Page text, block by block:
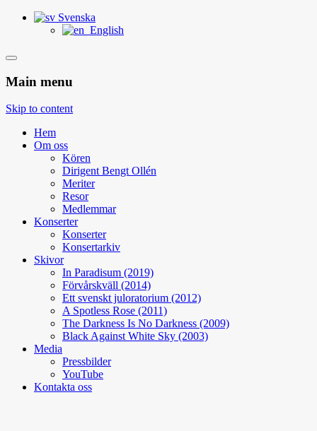
Svenska
English
Sofia Vokalensemble
and a big heart.
Main menu
Skip to content
Hem
Om oss
Kören
Dirigent Bengt Ollén
Meriter
Resor
Medlemmar
Konserter
Konserter
Konsertarkiv
Skivor
In Paradisum (2019)
Förvårskväll (2014)
Ett svenskt juloratorium (2012)
A Spotless Rose (2011)
The Darkness Is No Darkness (2009)
Black Against White Sky (2003)
Media
Pressbilder
YouTube
Kontakta oss